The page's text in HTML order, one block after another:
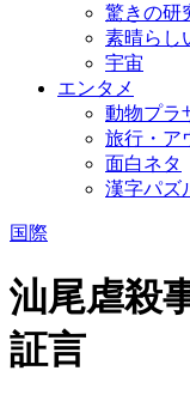
驚きの研
素晴らし
宇宙
エンタメ
動物プラ
旅行・ア
面白ネタ
漢字パズ
国際
汕尾虐殺
証言